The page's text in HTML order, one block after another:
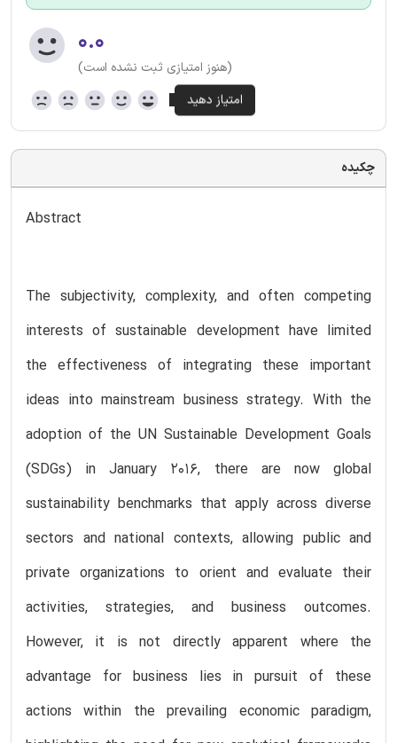
۰.۰
(هنوز امتیازی ثبت نشده است)
چکیده
Abstract
The subjectivity, complexity, and often competing
interests of sustainable development have limited
the effectiveness of integrating these important
ideas into mainstream business strategy. With the
adoption of the UN Sustainable Development Goals
(SDGs) in January 2016, there are now global
sustainability benchmarks that apply across diverse
sectors and national contexts, allowing public and
private organizations to orient and evaluate their
activities, strategies, and business outcomes.
However, it is not directly apparent where the
advantage for business lies in pursuit of these
actions within the prevailing economic paradigm,